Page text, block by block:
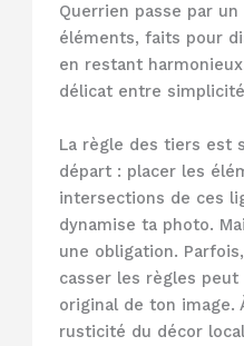
Querrien passe par
éléments, faits pour
en restant
délicat entre
La règle des tiers est
départ : placer les
intersections de ces
dynamise ta photo.
une obligation.
casser les règles
original de ton image.
rusticité du décor